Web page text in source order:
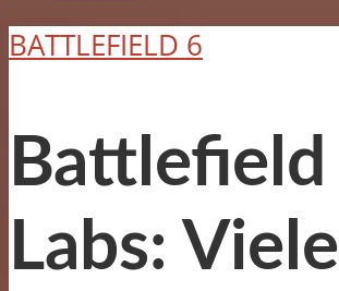
BATTLEFIELD 6
Battlefield
Labs: Viele